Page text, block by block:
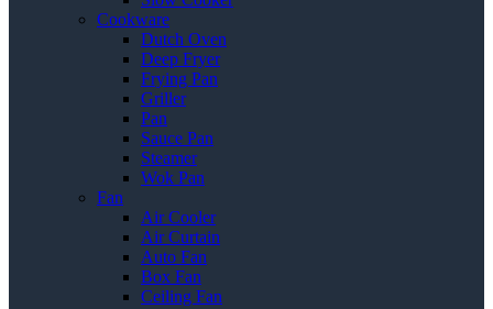
Cookware
Dutch Oven
Deep Fryer
Frying Pan
Griller
Pan
Sauce Pan
Steamer
Wok Pan
Fan
Air Cooler
Air Curtain
Auto Fan
Box Fan
Ceiling Fan